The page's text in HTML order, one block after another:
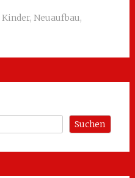
Kinder, Neuaufbau,
Suchen